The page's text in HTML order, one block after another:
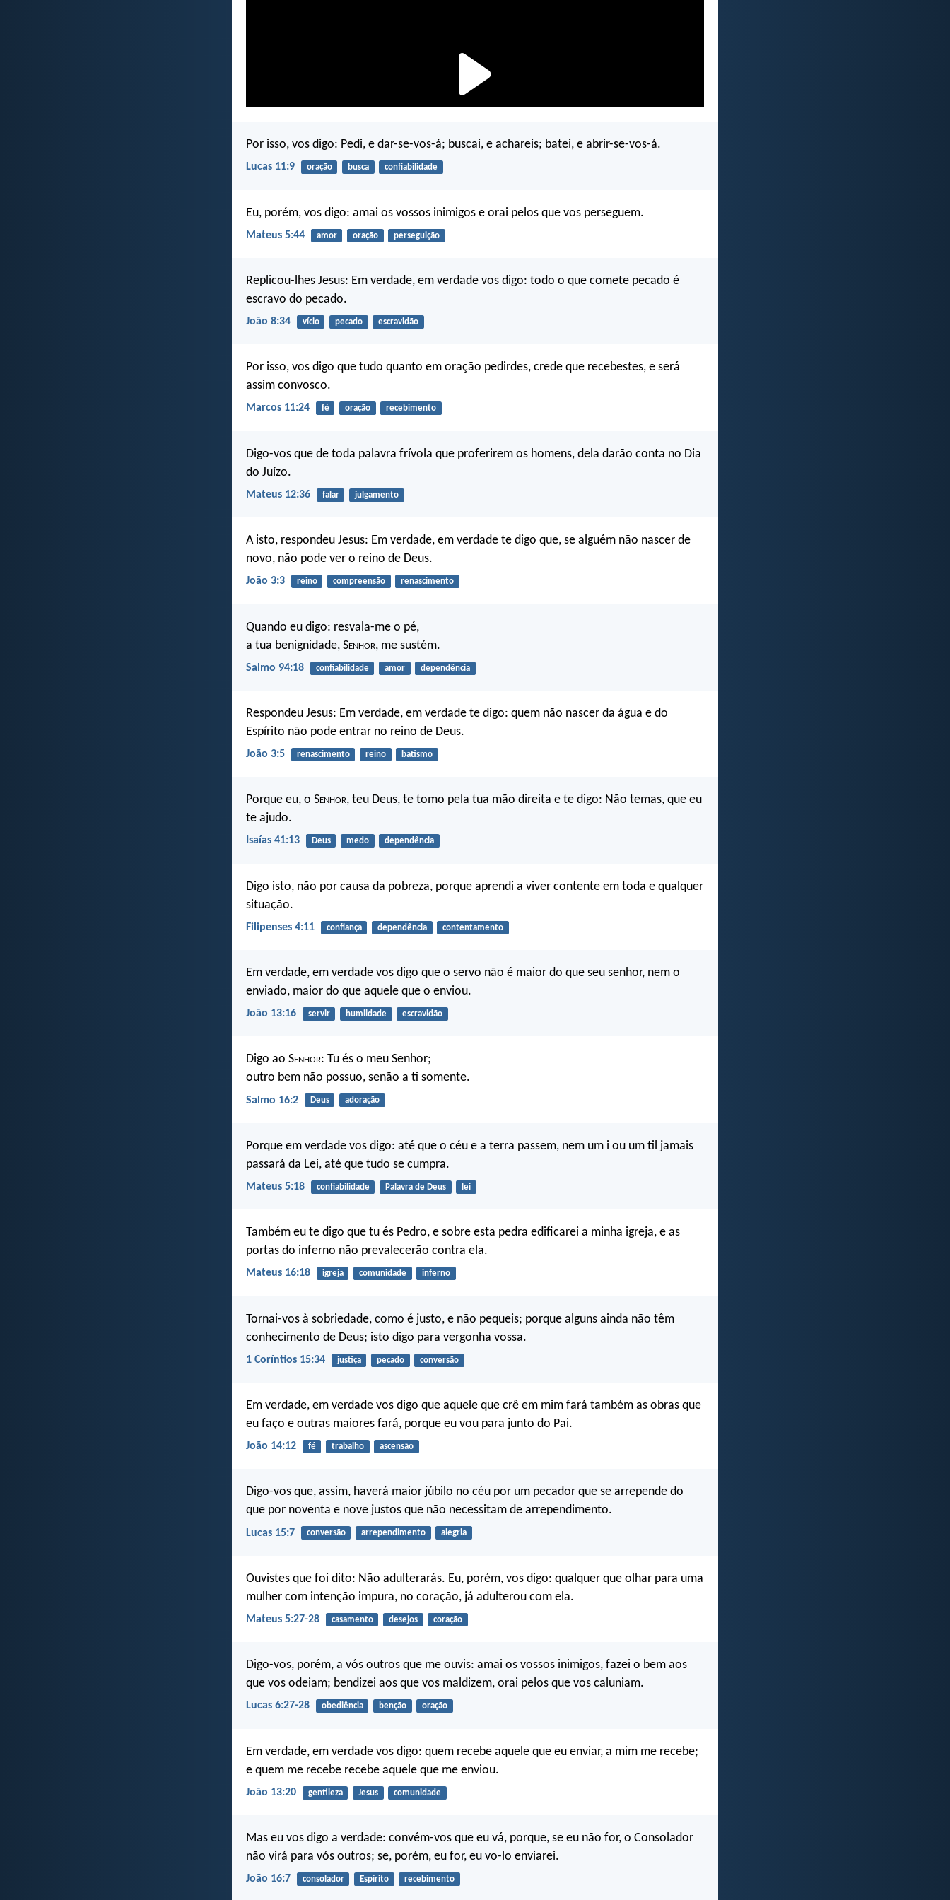
Por isso, vos digo: Pedi, e dar-se-vos-á; buscai, e achareis; batei, e abrir-se-vos-á.
Lucas 11:9 oração busca confiabilidade
Eu, porém, vos digo: amai os vossos inimigos e orai pelos que vos perseguem.
Mateus 5:44 amor oração perseguição
Replicou-lhes Jesus: Em verdade, em verdade vos digo: todo o que comete pecado é
escravo do pecado.
João 8:34 vício pecado escravidão
Por isso, vos digo que tudo quanto em oração pedirdes, crede que recebestes, e será
assim convosco.
Marcos 11:24 fé oração recebimento
Digo-vos que de toda palavra frívola que proferirem os homens, dela darão conta no Dia
do Juízo.
Mateus 12:36 falar julgamento
A isto, respondeu Jesus: Em verdade, em verdade te digo que, se alguém não nascer de
novo, não pode ver o reino de Deus.
João 3:3 reino compreensão renascimento
Quando eu digo: resvala-me o pé,
a tua benignidade, Senhor, me sustém.
Salmo 94:18 confiabilidade amor dependência
Respondeu Jesus: Em verdade, em verdade te digo: quem não nascer da água e do
Espírito não pode entrar no reino de Deus.
João 3:5 renascimento reino batismo
Porque eu, o Senhor, teu Deus, te tomo pela tua mão direita e te digo: Não temas, que eu
te ajudo.
Isaías 41:13 Deus medo dependência
Digo isto, não por causa da pobreza, porque aprendi a viver contente em toda e qualquer
situação.
Filipenses 4:11 confiança dependência contentamento
Em verdade, em verdade vos digo que o servo não é maior do que seu senhor, nem o
enviado, maior do que aquele que o enviou.
João 13:16 servir humildade escravidão
Digo ao Senhor: Tu és o meu Senhor;
outro bem não possuo, senão a ti somente.
Salmo 16:2 Deus adoração
Porque em verdade vos digo: até que o céu e a terra passem, nem um i ou um til jamais
passará da Lei, até que tudo se cumpra.
Mateus 5:18 confiabilidade Palavra de Deus lei
Também eu te digo que tu és Pedro, e sobre esta pedra edificarei a minha igreja, e as
portas do inferno não prevalecerão contra ela.
Mateus 16:18 igreja comunidade inferno
Tornai-vos à sobriedade, como é justo, e não pequeis; porque alguns ainda não têm
conhecimento de Deus; isto digo para vergonha vossa.
1 Coríntios 15:34 justiça pecado conversão
Em verdade, em verdade vos digo que aquele que crê em mim fará também as obras que
eu faço e outras maiores fará, porque eu vou para junto do Pai.
João 14:12 fé trabalho ascensão
Digo-vos que, assim, haverá maior júbilo no céu por um pecador que se arrepende do
que por noventa e nove justos que não necessitam de arrependimento.
Lucas 15:7 conversão arrependimento alegria
Ouvistes que foi dito: Não adulterarás. Eu, porém, vos digo: qualquer que olhar para uma
mulher com intenção impura, no coração, já adulterou com ela.
Mateus 5:27-28 casamento desejos coração
Digo-vos, porém, a vós outros que me ouvis: amai os vossos inimigos, fazei o bem aos
que vos odeiam; bendizei aos que vos maldizem, orai pelos que vos caluniam.
Lucas 6:27-28 obediência benção oração
Em verdade, em verdade vos digo: quem recebe aquele que eu enviar, a mim me recebe;
e quem me recebe recebe aquele que me enviou.
João 13:20 gentileza Jesus comunidade
Mas eu vos digo a verdade: convém-vos que eu vá, porque, se eu não for, o Consolador
não virá para vós outros; se, porém, eu for, eu vo-lo enviarei.
João 16:7 consolador Espírito recebimento